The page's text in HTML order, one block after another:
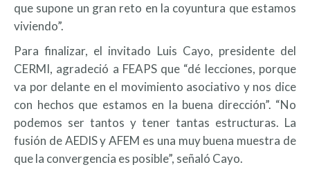
que supone un gran reto en la coyuntura que estamos
viviendo”.
Para finalizar, el invitado Luis Cayo, presidente del
CERMI, agradeció a FEAPS que “dé lecciones, porque
va por delante en el movimiento asociativo y nos dice
con hechos que estamos en la buena dirección”. “No
podemos ser tantos y tener tantas estructuras. La
fusión de AEDIS y AFEM es una muy buena muestra de
que la convergencia es posible”, señaló Cayo.